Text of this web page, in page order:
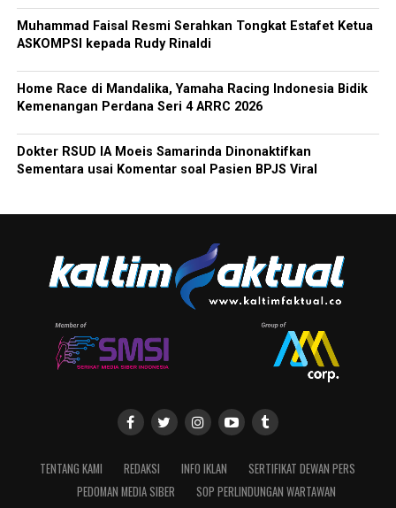
Muhammad Faisal Resmi Serahkan Tongkat Estafet Ketua
ASKOMPSI kepada Rudy Rinaldi
Home Race di Mandalika, Yamaha Racing Indonesia Bidik
Kemenangan Perdana Seri 4 ARRC 2026
Dokter RSUD IA Moeis Samarinda Dinonaktifkan
Sementara usai Komentar soal Pasien BPJS Viral
TENTANG KAMI REDAKSI INFO IKLAN
SERTIFIKAT DEWAN PERS
PEDOMAN MEDIA SIBER
SOP PERLINDUNGAN WARTAWAN